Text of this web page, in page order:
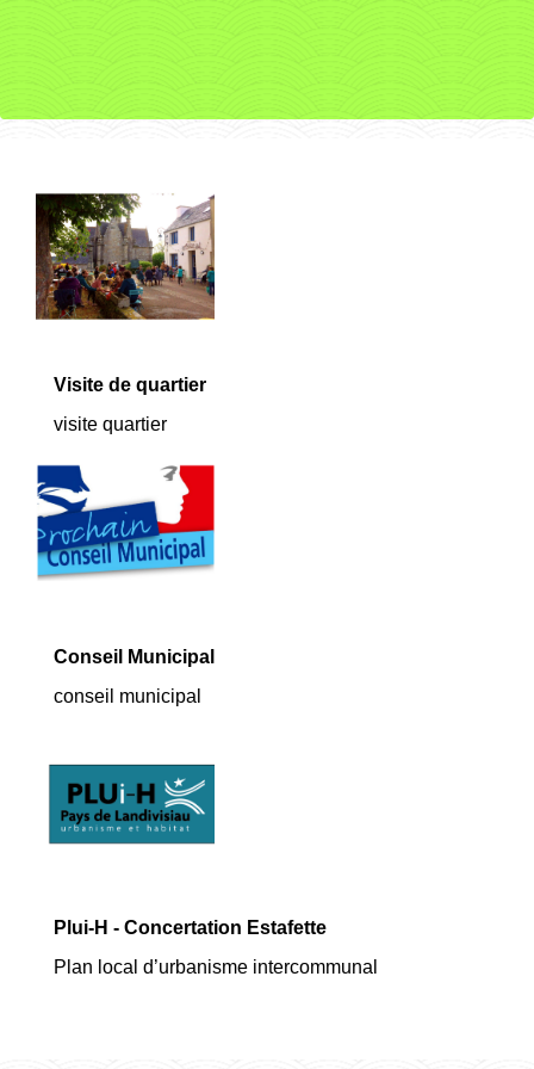
Visite de quartier
visite quartier
Conseil Municipal
conseil municipal
Plui-H - Concertation Estafette
Plan local d’urbanisme intercommunal